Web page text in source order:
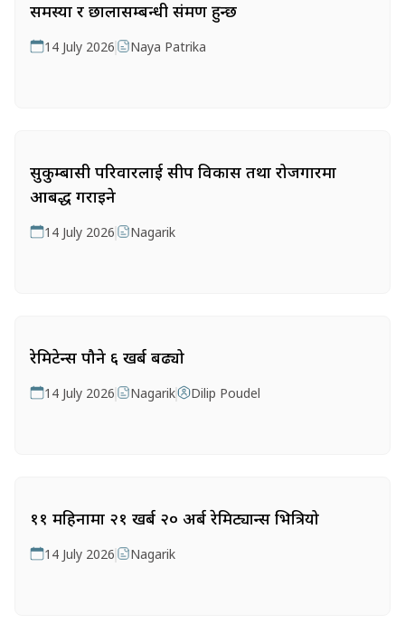
समस्या र छालासम्बन्धी संक्रमण हुन्छ
14 July 2026 Naya Patrika
सुकुम्बासी परिवारलाई सीप विकास तथा रोजगारमा
आबद्ध गराइने
14 July 2026 Nagarik
रेमिटेन्स पौने ६ खर्ब बढ्यो
14 July 2026 Nagarik Dilip Poudel
११ महिनामा २१ खर्ब २० अर्ब रेमिट्यान्स भित्रियो
14 July 2026 Nagarik